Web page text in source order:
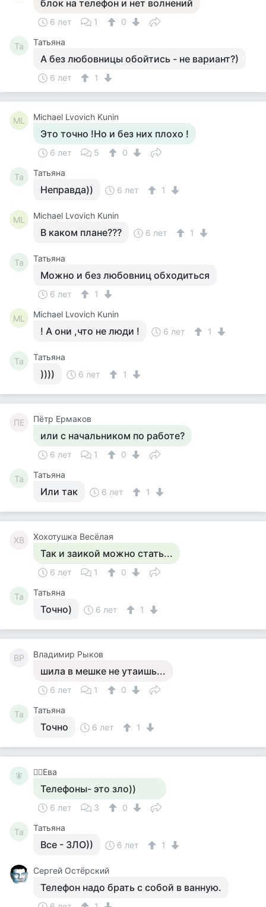
блок на телефон и нет волнений
6 лет 1 0
Та Татьяна
А без любовницы обойтись - не вариант?)
6 лет 1
ML Michael Lvovich Kunin
Это точно !Но и без них плохо !
6 лет 5 0
Та Татьяна
Неправда)) 6 лет 1
ML Michael Lvovich Kunin
В каком плане??? 6 лет 1
Та Татьяна
Можно и без любовниц обходиться
6 лет 1
ML Michael Lvovich Kunin
! А они ,что не люди ! 6 лет 1
Та Татьяна
)))) 6 лет 1
ПЕ Пётр Ермаков
или с начальником по работе?
6 лет 1 0
Та Татьяна
Или так 6 лет 1
ХВ Хохотушка Весёлая
Так и заикой можно стать...
6 лет 1 0
Та Татьяна
Точно) 6 лет 1
ВР Владимир Рыков
шила в мешке не утаишь...
6 лет 1 0
Та Татьяна
Точно 6 лет 1
🧚‍ 🧚‍♀️Ева
Телефоны- это зло))
6 лет 3 0
Та Татьяна
Все - ЗЛО)) 6 лет 1
Сергей Остёрский
Телефон надо брать с собой в ванную.